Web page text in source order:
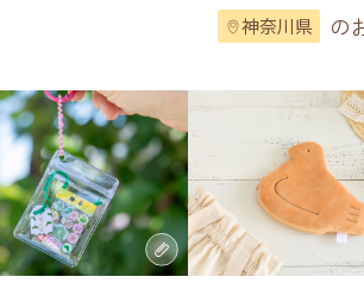
神奈川県 の